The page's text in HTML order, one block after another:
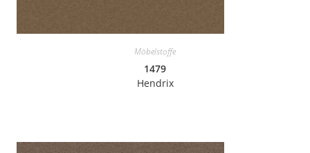
Möbelstoffe
1479
Hendrix